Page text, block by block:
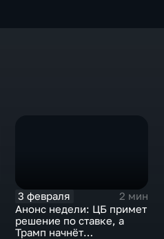
3 февраля
2 мин
Анонс недели: ЦБ примет
решение по ставке, а
Трамп начнёт